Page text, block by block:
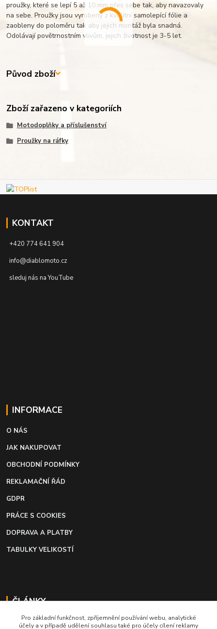
proužky, které se lepí 5 až 10 mm přes sebe tak, aby navazovaly
na sebe. Proužky jsou vyrobeny z kvalitní samolepící fólie a
zaobleny do poloměru tak aby jejich montáž byla snadná.
Odolávají povětrnostním vlivům, jejich životnost je 3-5 let.
Původ zboží
Zboží zařazeno v kategoriích
Motodoplňky a příslušenství
Proužky na ráfky
KONTAKT
+420 774 641 904
info@diablomoto.cz
sleduj nás na YouTube
INFORMACE
O NÁS
JAK NAKUPOVAT
OBCHODNÍ PODMÍNKY
REKLAMAČNÍ ŘÁD
GDPR
PRÁCE S COOKIES
DOPRAVA A PLATBY
TABULKY VELIKOSTÍ
ČLÁNKY
Profi lepidlo na boty a kůži
Pro základní funkčnost, zpříjemnění používání webu, analytické
účely a v případě udělení souhlasu také pro účely cílení reklamy